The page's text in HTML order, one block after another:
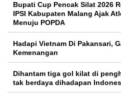
Bupati Cup Pencak Silat 2026
IPSI Kabupaten Malang Ajak
Menuju POPDA
Hadapi Vietnam Di Pakansari,
Kemenangan
Dihantam tiga gol kilat di
tak berdaya dihadapan